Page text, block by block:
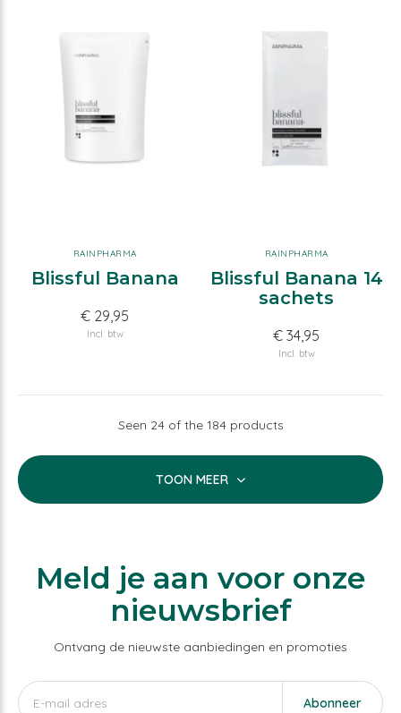
RAINPHARMA
Blissful Banana
€ 29,95
Incl. btw
RAINPHARMA
Blissful Banana 14
sachets
€ 34,95
Incl. btw
Seen 24 of the 184 products
TOON MEER
Meld je aan voor onze
nieuwsbrief
Ontvang de nieuwste aanbiedingen en promoties
Abonneer